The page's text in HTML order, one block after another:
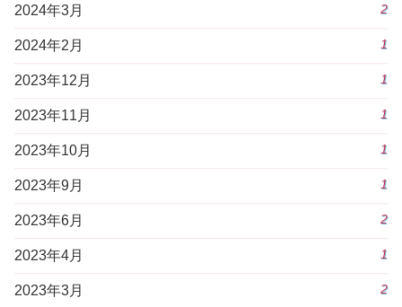
2024年3月 2
2024年2月 1
2023年12月 1
2023年11月 1
2023年10月 1
2023年9月 1
2023年6月 2
2023年4月 1
2023年3月 2